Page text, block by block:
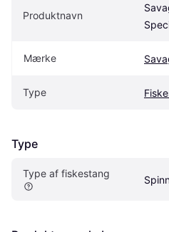
Produktnavn
Mærke
Type
Type
Type af fiskestang